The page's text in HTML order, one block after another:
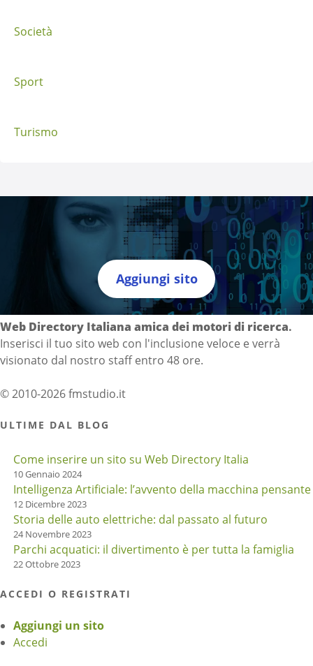
Società
Sport
Turismo
Aggiungi sito
Directory Italia
Web Directory Italiana amica dei motori di ricerca.
Inserisci il tuo sito web con l'inclusione veloce e verrà
visionato dal nostro staff entro 48 ore.
© 2010-2026 fmstudio.it
ULTIME DAL BLOG
Come inserire un sito su Web Directory Italia
10 Gennaio 2024
Intelligenza Artificiale: l’avvento della macchina pensante
12 Dicembre 2023
Storia delle auto elettriche: dal passato al futuro
24 Novembre 2023
Parchi acquatici: il divertimento è per tutta la famiglia
22 Ottobre 2023
ACCEDI O REGISTRATI
Aggiungi un sito
Accedi